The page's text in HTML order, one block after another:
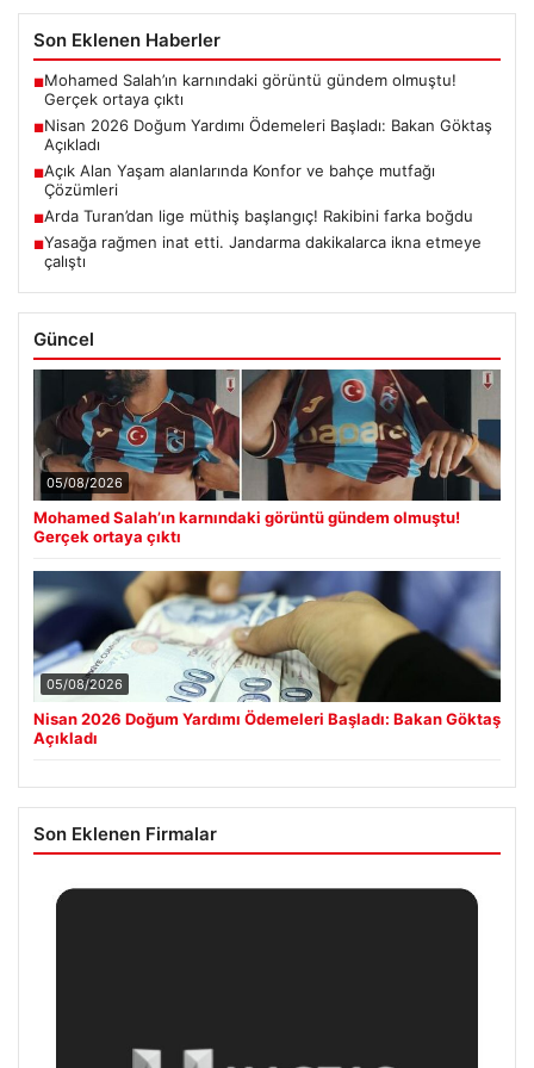
Son Eklenen Haberler
■Mohamed Salah’ın karnındaki görüntü gündem olmuştu!
Gerçek ortaya çıktı
■Nisan 2026 Doğum Yardımı Ödemeleri Başladı: Bakan Göktaş
Açıkladı
■Açık Alan Yaşam alanlarında Konfor ve bahçe mutfağı
Çözümleri
■Arda Turan’dan lige müthiş başlangıç! Rakibini farka boğdu
■Yasağa rağmen inat etti. Jandarma dakikalarca ikna etmeye
çalıştı
Güncel
05/08/2026
Mohamed Salah’ın karnındaki görüntü gündem olmuştu!
Gerçek ortaya çıktı
05/08/2026
Nisan 2026 Doğum Yardımı Ödemeleri Başladı: Bakan Göktaş
Açıkladı
Son Eklenen Firmalar